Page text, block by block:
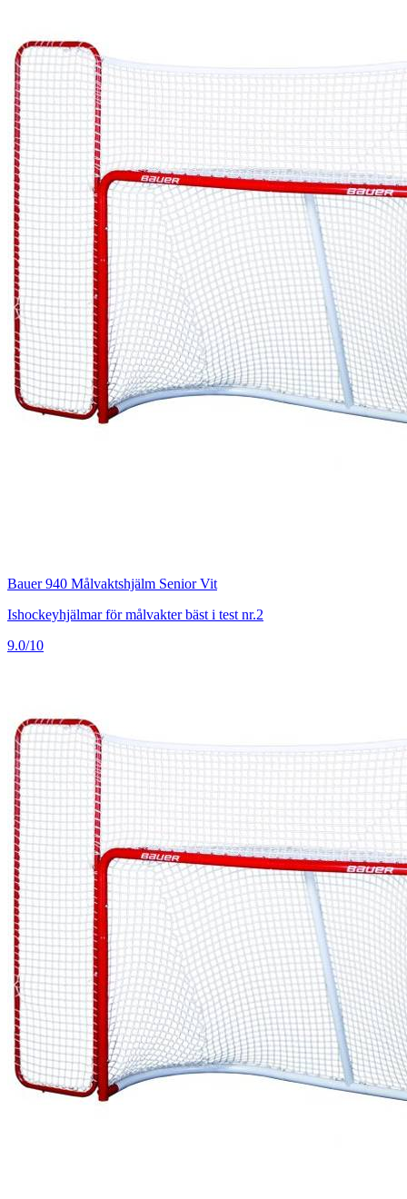
Bauer 940 Målvaktshjälm Senior Vit
Ishockeyhjälmar för målvakter bäst i test nr.2
9.0/10